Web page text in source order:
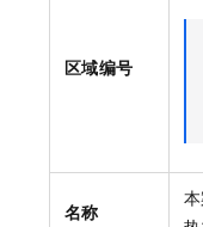
区域编号
名称